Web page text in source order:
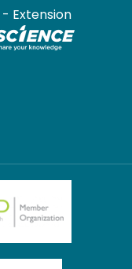
- Extension